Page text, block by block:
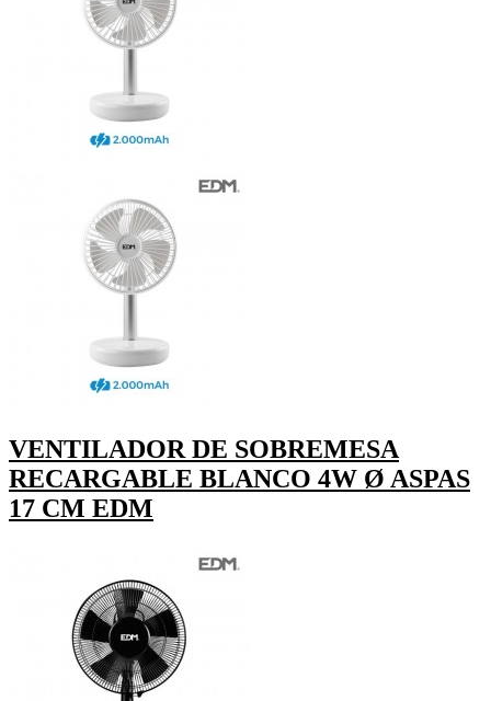
VENTILADOR DE SOBREMESA
RECARGABLE BLANCO 4W Ø ASPAS
17 CM EDM